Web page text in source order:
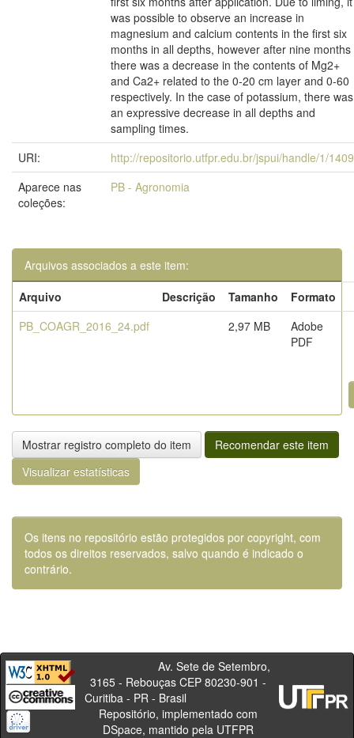
was possible to observe an increase in
magnesium and calcium contents in the first six
months in all depths, however after nine months
there was a decrease in the contents of Mg2+
and Ca2+ related to the 0-20 cm layer and 0-60
respectively. In the case of potassium, there was
an expressive decrease in all depths and
sampling times.
URI:
http://repositorio.utfpr.edu.br/jspui/handle/1/
Aparece nas
coleções:
PB - Agronomia
Arquivos associados a este item:
Arquivo
Descrição Tamanho
Formato
PB_COAGR_2016_24.pdf
2,97 MB
Adobe
PDF
Mostrar registro completo do item
Recomendar este item
Visualizar estatísticas
Os itens no repositório estão protegidos por copyright, com
todos os direitos reservados, salvo quando é indicado o
contrário.
Av. Sete de Setembro,
3165 - Rebouças CEP 80230-901 -
Curitiba - PR - Brasil
Repositório, implementado com
DSpace, mantido pela UTFPR